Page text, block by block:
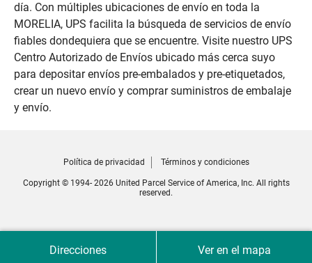
día. Con múltiples ubicaciones de envío en toda la
MORELIA, UPS facilita la búsqueda de servicios de envío
fiables dondequiera que se encuentre. Visite nuestro UPS
Centro Autorizado de Envíos ubicado más cerca suyo
para depositar envíos pre-embalados y pre-etiquetados,
crear un nuevo envío y comprar suministros de embalaje
y envío.
Direcciones Ver en el mapa
Política de privacidad Términos y condiciones
Copyright © 1994- 2026 United Parcel Service of America, Inc. All rights
reserved.